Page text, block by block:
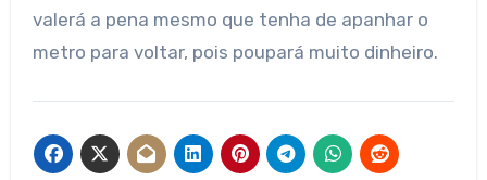
valerá a pena mesmo que tenha de apanhar o
metro para voltar, pois poupará muito dinheiro.